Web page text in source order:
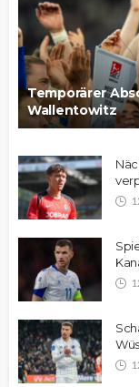
Temporärer
Wallentowitz